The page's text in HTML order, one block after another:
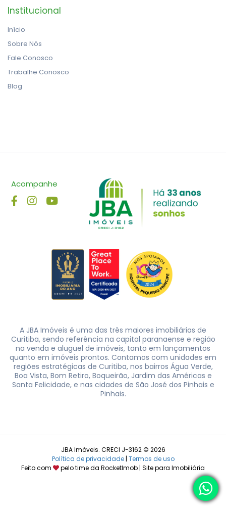
Institucional
Início
Sobre Nós
Fale Conosco
Trabalhe Conosco
Blog
Acompanhe
A JBA Imóveis é uma das três maiores imobiliárias de
Curitiba, sendo referência na capital paranaense e região
na venda e aluguel de imóveis, tanto em lançamentos
quanto em imóveis prontos. Contamos com unidades em
regiões estratégicas de Curitiba, nos bairros Água Verde,
Boa Vista, Bom Retiro, Boqueirão, Jardim das Américas e
Santa Felicidade, e nas cidades de São José dos Pinhais e
Pinhais.
JBA Imóveis. CRECI J-3162 © 2026
Política de privacidade| Termos de uso
Feito com
pelo time da RocketImob | Site para Imobiliária